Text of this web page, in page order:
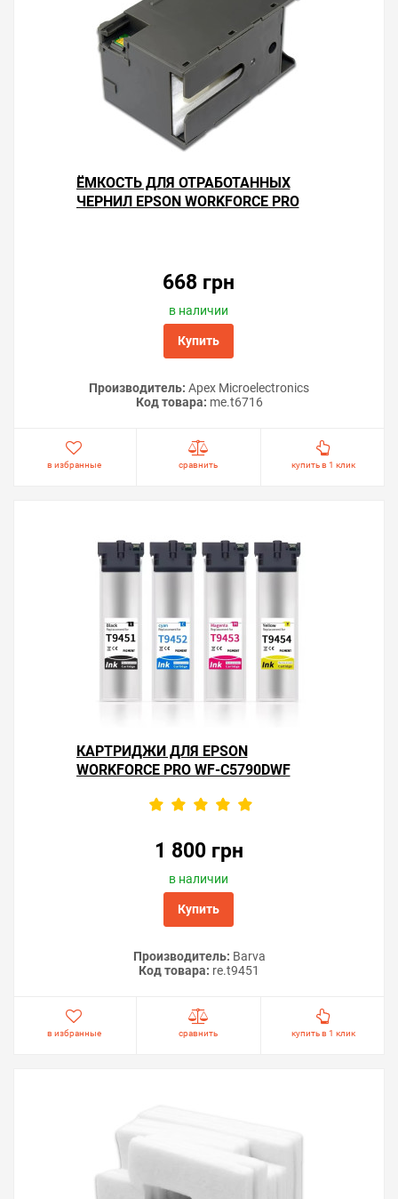
сделать печать на принтере экономичной.
ЁМКОСТЬ ДЛЯ ОТРАБОТАННЫХ
ЧЕРНИЛ EPSON WORKFORCE PRO
668 грн
в наличии
Купить
Производитель: Apex Microelectronics
Код товара: me.t6716
в избранные сравнить купить в 1 клик
КАРТРИДЖИ ДЛЯ EPSON
WORKFORCE PRO WF-C5790DWF
1 800 грн
в наличии
Купить
Производитель: Barva
Код товара: re.t9451
в избранные сравнить купить в 1 клик